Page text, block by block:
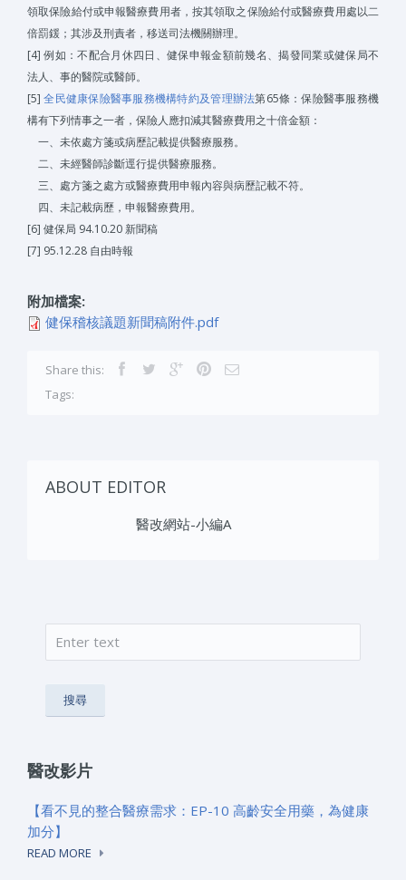
領取保險給付或申報醫療費用者，按其領取之保險給付或醫療費用處以二
倍罰鍰；其涉及刑責者，移送司法機關辦理。
[4] 例如：不配合月休四日、健保申報金額前幾名、揭發同業或健保局不
法人、事的醫院或醫師。
[5]全民健康保險醫事服務機構特約及管理辦法第65條：保險醫事服務機
構有下列情事之一者，保險人應扣減其醫療費用之十倍金額：
一、未依處方箋或病歷記載提供醫療服務。
二、未經醫師診斷逕行提供醫療服務。
三、處方箋之處方或醫療費用申報內容與病歷記載不符。
四、未記載病歷，申報醫療費用。
[6] 健保局 94.10.20 新聞稿
[7] 95.12.28 自由時報
附加檔案:
健保稽核議題新聞稿附件.pdf
Share this:
Tags:
ABOUT EDITOR
醫改網站-小編A
搜尋表單
醫改影片
【看不見的整合醫療需求：EP-10 高齡安全用藥，為健康
加分】
READ MORE